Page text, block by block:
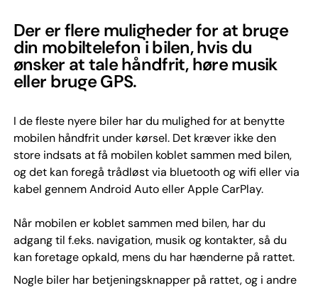
Der er flere muligheder for at bruge
din mobiltelefon i bilen, hvis du
ønsker at tale håndfrit, høre musik
eller bruge GPS.
I de fleste nyere biler har du mulighed for at benytte
mobilen håndfrit under kørsel. Det kræver ikke den
store indsats at få mobilen koblet sammen med bilen,
og det kan foregå trådløst via bluetooth og wifi eller via
kabel gennem Android Auto eller Apple CarPlay.
Når mobilen er koblet sammen med bilen, har du
adgang til f.eks. navigation, musik og kontakter, så du
kan foretage opkald, mens du har hænderne på rattet.
Nogle biler har betjeningsknapper på rattet, og i andre